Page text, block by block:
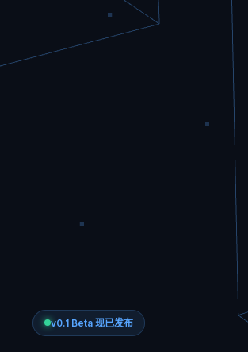
v0.1 Beta 现已发布